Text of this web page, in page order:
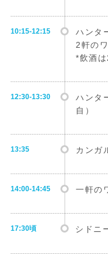
10:15-12:15
ハンタ
2軒の
*飲酒は
12:30-13:30
ハンタ
自）
13:35 カンガ
14:00-14:45 一軒の
17:30頃 シドニ